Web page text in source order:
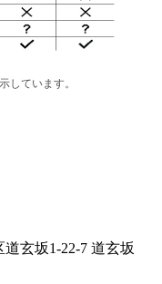
しています。
玄坂1-22-7 道玄坂